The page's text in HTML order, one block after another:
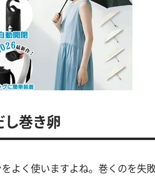
巻き卵
よく使いますよね。巻くのを失